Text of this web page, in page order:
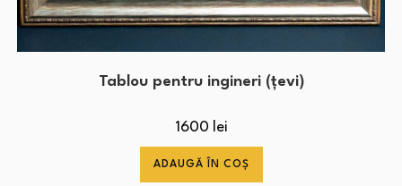
Tablou pentru ingineri (țevi)
1600 lei
ADAUGĂ ÎN COȘ